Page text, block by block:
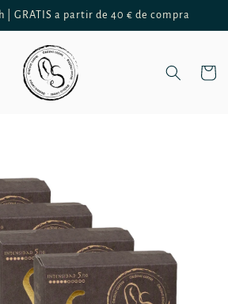
| GRATIS a partir de 40 € de compra
Carrito